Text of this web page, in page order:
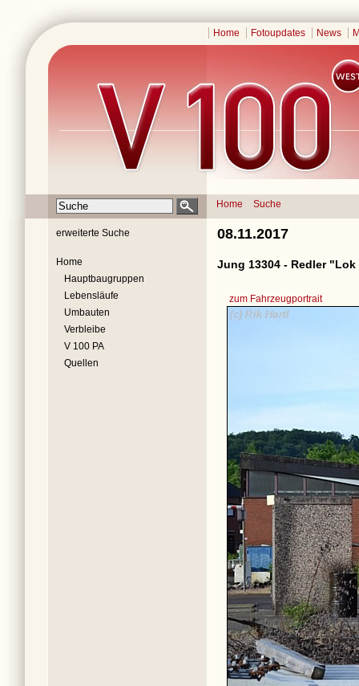
Home Fotoupdates News
Home Suche
erweiterte Suche
Home
Hauptbaugruppen
Lebensläufe
Umbauten
Verbleibe
V 100 PA
Quellen
08.11.2017
Jung 13304 - Redler "Lok
zum Fahrzeugportrait